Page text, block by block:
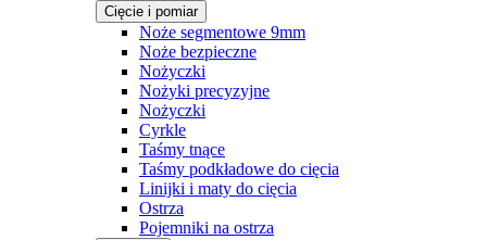
Cięcie i pomiar
Noże segmentowe 9mm
Noże bezpieczne
Nożyczki
Nożyki precyzyjne
Nożyczki
Cyrkle
Taśmy tnące
Taśmy podkładowe do cięcia
Linijki i maty do cięcia
Ostrza
Pojemniki na ostrza